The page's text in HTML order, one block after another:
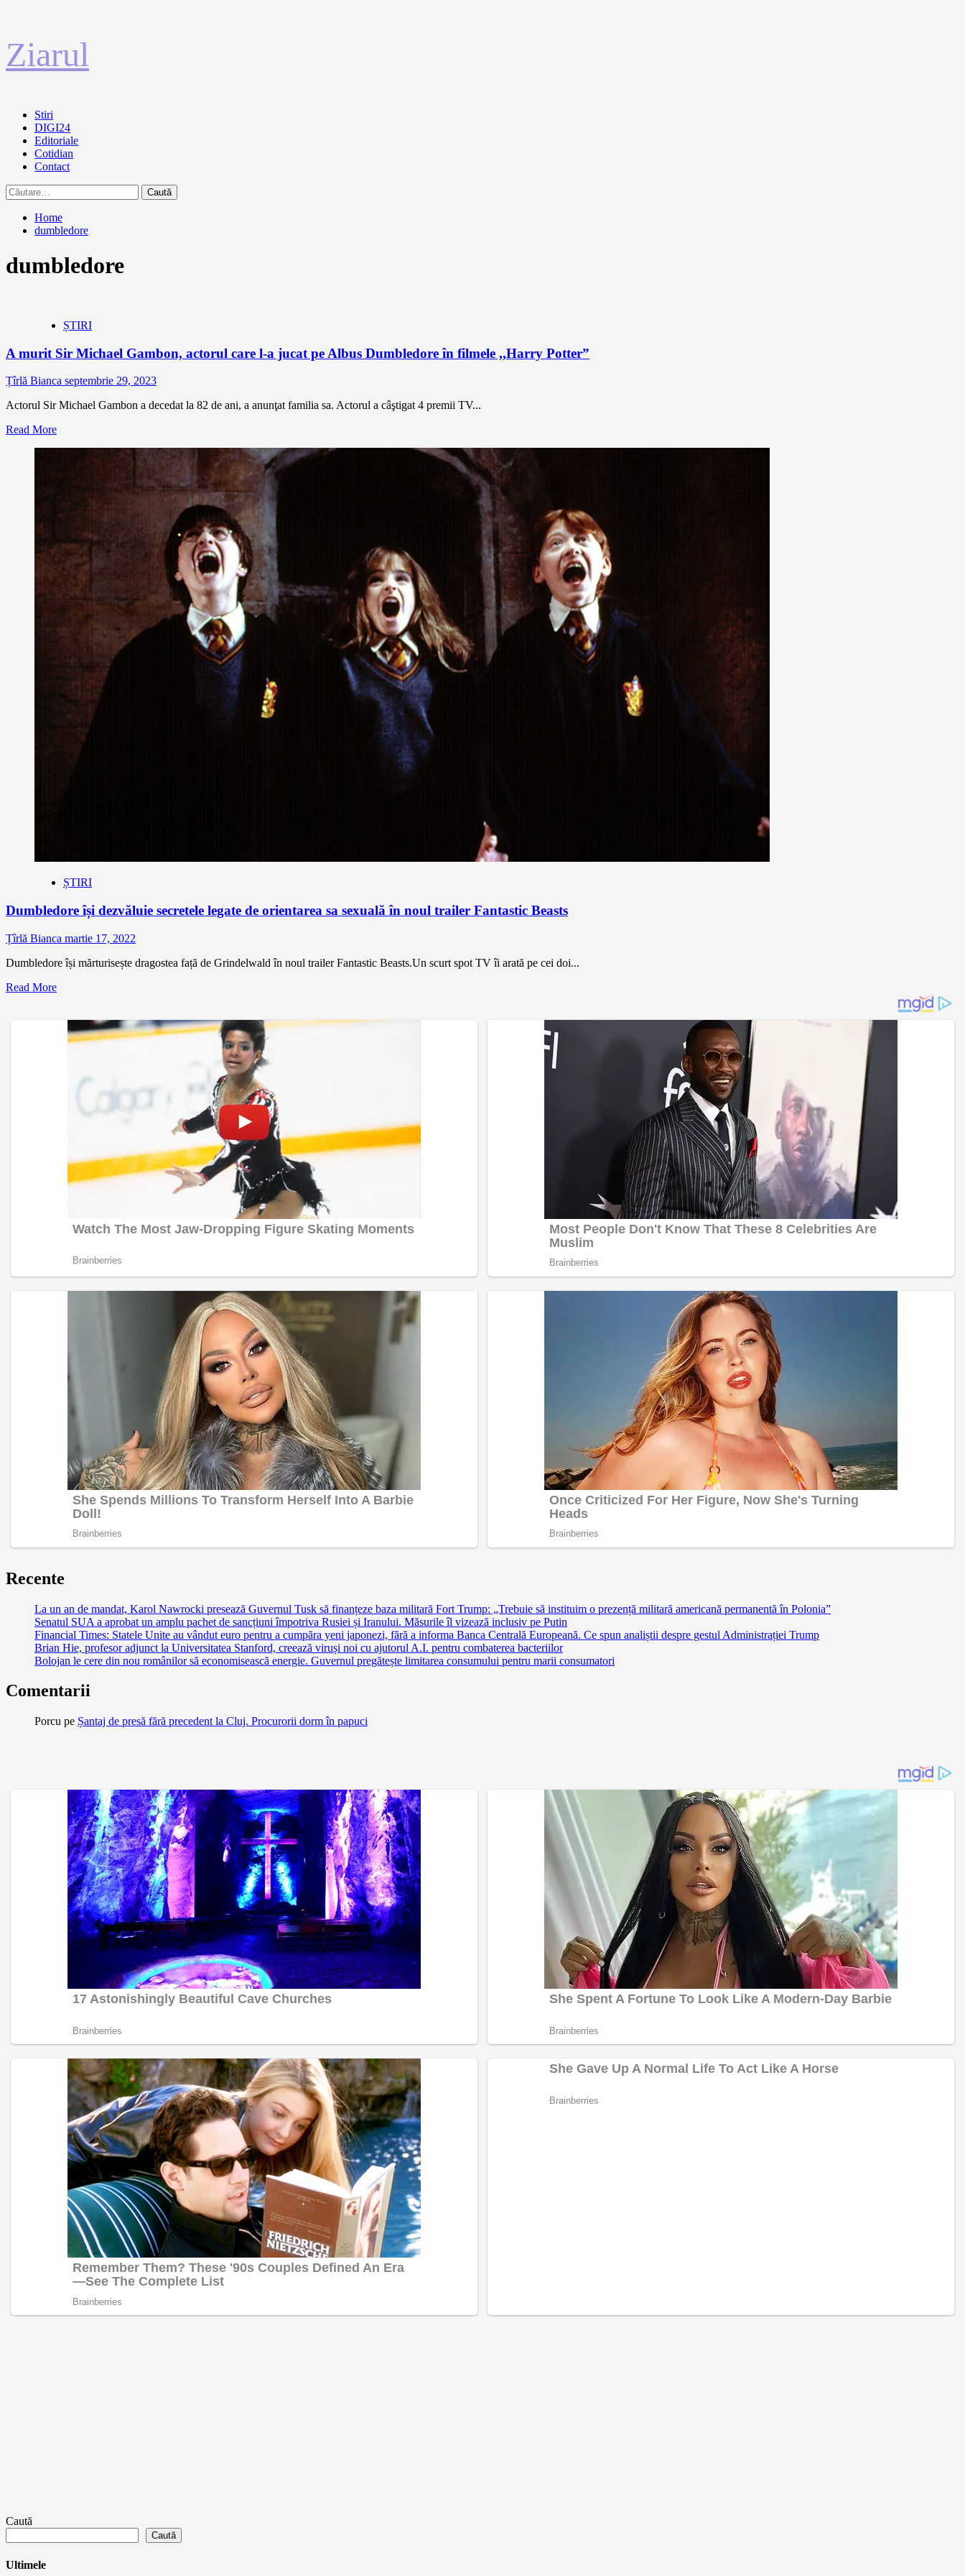
la
conținut
Ziarul
Primary
Menu
Stiri
DIGI24
Editoriale
Cotidian
Contact
Caută
după:
Home
dumbledore
dumbledore
ȘTIRI
A murit Sir Michael Gambon, actorul care l-a jucat pe Albus Dumbledore în filmele ,,Harry Potter”
Țîrlă Bianca septembrie 29, 2023
Actorul Sir Michael Gambon a decedat la 82 de ani, a anunţat familia sa. Actorul a câştigat 4 premii TV...
Read More
ȘTIRI
Dumbledore își dezvăluie secretele legate de orientarea sa sexuală în noul trailer Fantastic Beasts
Țîrlă Bianca martie 17, 2022
Dumbledore își mărturisește dragostea față de Grindelwald în noul trailer Fantastic Beasts.Un scurt spot TV îi arată pe cei doi...
Read More
Recente
La un an de mandat, Karol Nawrocki presează Guvernul Tusk să finanțeze baza militară Fort Trump: „Trebuie să instituim o prezență militară americană permanentă în Polonia”
Senatul SUA a aprobat un amplu pachet de sancțiuni împotriva Rusiei și Iranului. Măsurile îl vizează inclusiv pe Putin
Financial Times: Statele Unite au vândut euro pentru a cumpăra yeni japonezi, fără a informa Banca Centrală Europeană. Ce spun analiștii despre gestul Administrației Trump
Brian Hie, profesor adjunct la Universitatea Stanford, creează viruși noi cu ajutorul A.I. pentru combaterea bacteriilor
Bolojan le cere din nou românilor să economisească energie. Guvernul pregătește limitarea consumului pentru marii consumatori
Comentarii
Porcu pe Șantaj de presă fără precedent la Cluj. Procurorii dorm în papuci
Caută
Caută
Ultimele